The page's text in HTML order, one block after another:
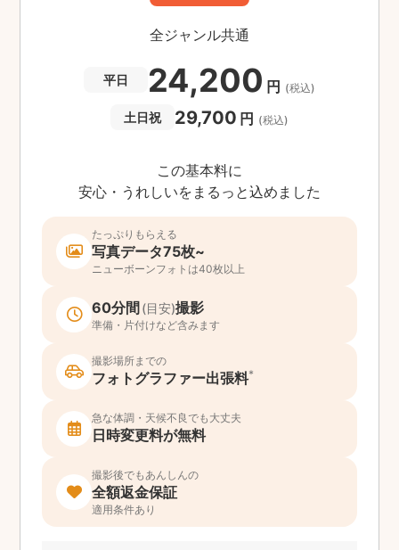
全ジャンル共通
平日 24,200 円 (税込)
土日祝 29,700 円 (税込)
この基本料に
安心・うれしいをまるっと込めました
たっぷりもらえる
写真データ75枚~
ニューボーンフォトは40枚以上
60分間 (目安)撮影
準備・片付けなど含みます
撮影場所までの
フォトグラファー出張料*
急な体調・天候不良でも大丈夫
日時変更料が無料
撮影後でもあんしんの
全額返金保証
適用条件あり